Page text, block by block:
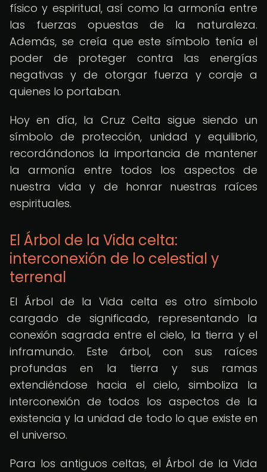
físico y espiritual, así como la armonía entre
las fuerzas opuestas de la naturaleza.
Además, se creía que este símbolo tenía el
poder de proteger contra las energías
negativas y de otorgar fuerza y coraje a
quienes lo portaban.
Hoy en día, la Cruz Celta sigue siendo un
símbolo de protección, unidad y equilibrio,
recordándonos la importancia de mantener
la armonía entre todos los aspectos de
nuestra vida y de honrar nuestras raíces
espirituales.
El Árbol de la Vida celta:
interconexión de lo celestial y
terrenal
El Árbol de la Vida celta es otro símbolo
cargado de significado, representando la
conexión sagrada entre el cielo, la tierra y el
inframundo. Este árbol, con sus raíces
profundas en la tierra y sus ramas
extendiéndose hacia el cielo, simboliza la
interconexión de todos los aspectos de la
existencia y la unidad de todo lo que existe en
el universo.
Para los antiguos celtas, el Árbol de la Vida